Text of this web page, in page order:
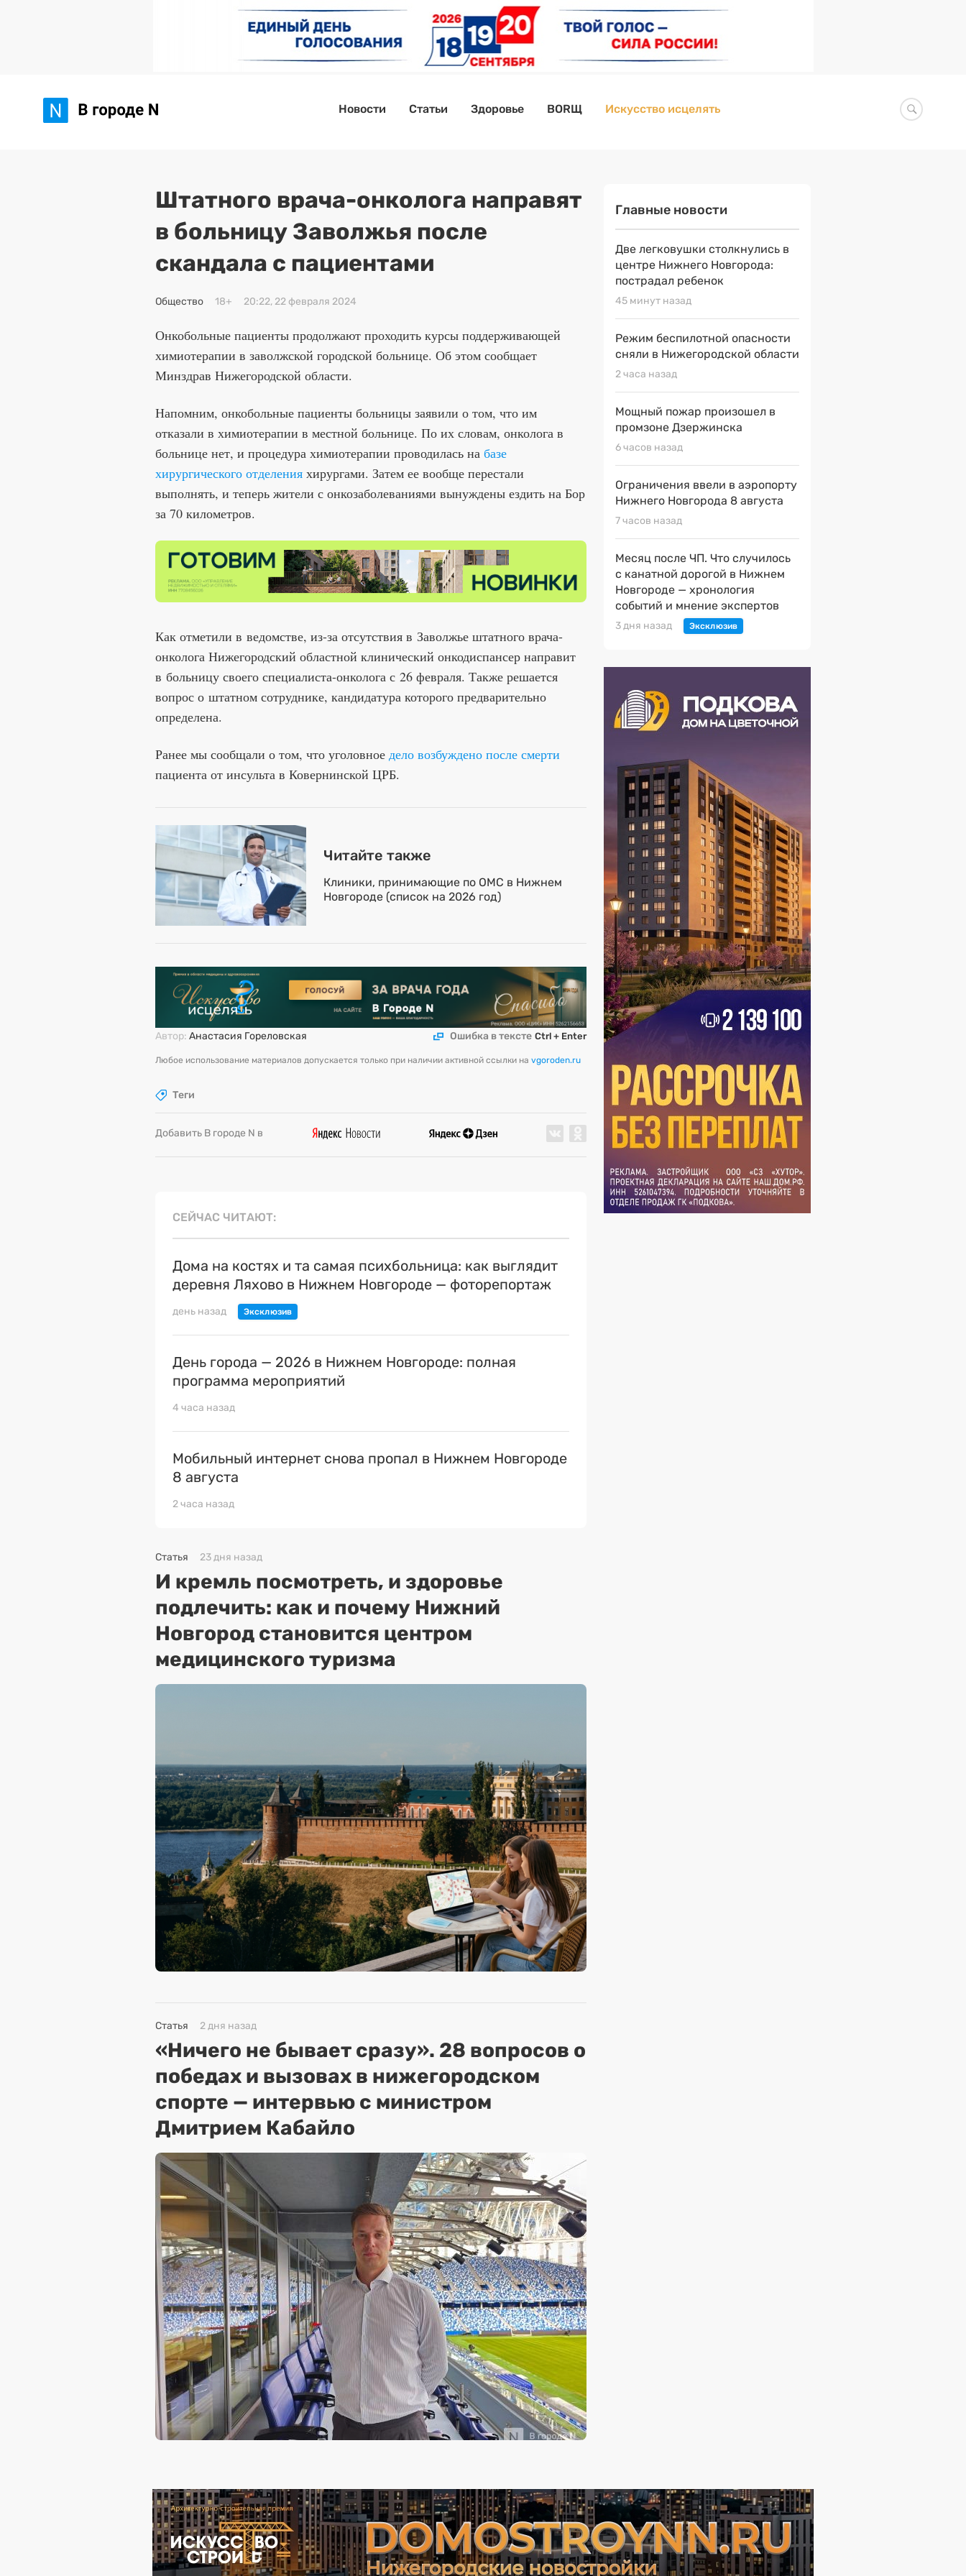
Новости Статьи Здоровье BORЩ Искусство исцелять
Штатного врача-онколога направят
в больницу Заволжья после
скандала с пациентами
Общество 18+ 20:22, 22 февраля 2024
Онкобольные пациенты продолжают проходить курсы поддерживающей
химиотерапии в заволжской городской больнице. Об этом сообщает
Минздрав Нижегородской области.
Напомним, онкобольные пациенты больницы заявили о том, что им
отказали в химиотерапии в местной больнице. По их словам, онколога в
больнице нет, и процедура химиотерапии проводилась на базе
хирургического отделения хирургами. Затем ее вообще перестали
выполнять, и теперь жители с онкозаболеваниями вынуждены ездить на Бор
за 70 километров.
Как отметили в ведомстве, из-за отсутствия в Заволжье штатного врача-
онколога Нижегородский областной клинический онкодиспансер направит
в больницу своего специалиста-онколога с 26 февраля. Также решается
вопрос о штатном сотруднике, кандидатура которого предварительно
определена.
Ранее мы сообщали о том, что уголовное дело возбуждено после смерти
пациента от инсульта в Ковернинской ЦРБ.
Читайте также
Клиники, принимающие по ОМС в Нижнем
Новгороде (список на 2026 год)
Автор: Анастасия Гореловская Ошибка в тексте Ctrl + Enter
Любое использование материалов допускается только при наличии активной ссылки на vgoroden.ru
Теги
Добавить В городе N в
СЕЙЧАС ЧИТАЮТ
Дома на костях и та самая психбольница: как выглядит
деревня Ляхово в Нижнем Новгороде — фоторепортаж
день назад
День города — 2026 в Нижнем Новгороде: полная
программа мероприятий
4 часа назад
Мобильный интернет снова пропал в Нижнем Новгороде
8 августа
2 часа назад
Статья 23 дня назад
И кремль посмотреть, и здоровье
подлечить: как и почему Нижний
Новгород становится центром
медицинского туризма
Статья 2 дня назад
«Ничего не бывает сразу». 28 вопросов о
победах и вызовах в нижегородском
спорте — интервью с министром
Дмитрием Кабайло
Главные новости
Две легковушки столкнулись в
центре Нижнего Новгорода:
пострадал ребенок
45 минут назад
Режим беспилотной опасности
сняли в Нижегородской области
2 часа назад
Мощный пожар произошел в
промзоне Дзержинска
6 часов назад
Ограничения ввели в аэропорту
Нижнего Новгорода 8 августа
7 часов назад
Месяц после ЧП. Что случилось
с канатной дорогой в Нижнем
Новгороде — хронология
событий и мнение экспертов
3 дня назад